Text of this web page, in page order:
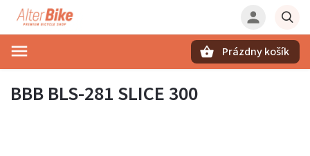
Prázdny košík
BBB BLS-281 SLICE 300